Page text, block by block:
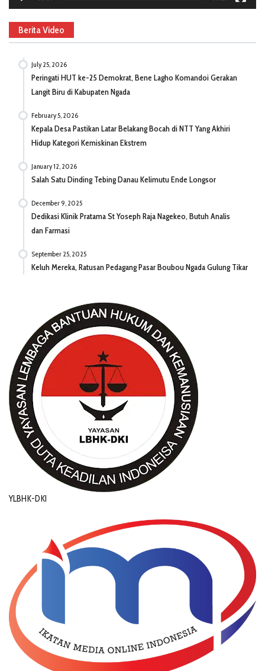
Berita Video
July 25, 2026
Peringati HUT ke-25 Demokrat, Bene Lagho Komandoi Gerakan
Langit Biru di Kabupaten Ngada
February 5, 2026
Kepala Desa Pastikan Latar Belakang Bocah di NTT Yang Akhiri
Hidup Kategori Kemiskinan Ekstrem
January 12, 2026
Salah Satu Dinding Tebing Danau Kelimutu Ende Longsor
December 9, 2025
Dedikasi Klinik Pratama St Yoseph Raja Nagekeo, Butuh Analis
dan Farmasi
September 25, 2025
Keluh Mereka, Ratusan Pedagang Pasar Boubou Ngada Gulung Tikar
YLBHK-DKI